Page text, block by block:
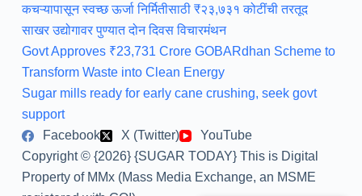
कचऱ्यापासून स्वच्छ ऊर्जा निर्मितीसाठी ₹२३,७३१ कोटींची तरतूद
साखर उद्योगावर पुण्यात दोन दिवस विचारमंथन
Govt Approves ₹23,731 Crore GOBARdhan Scheme to
Transform Waste into Clean Energy
Sugar mills ready for early cane crushing, seek govt
support
Facebook
X (Twitter)
YouTube
Copyright © {2026} {SUGAR TODAY} This is Digital
Property of MMx (Mass Media Exchange, an MSME